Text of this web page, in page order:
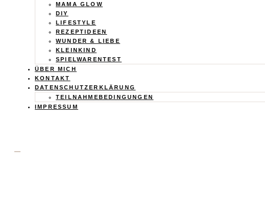
MAMA GLOW
DIY
LIFESTYLE
REZEPTIDEEN
WUNDER & LIEBE
KLEINKIND
SPIELWARENTEST
ÜBER MICH
KONTAKT
DATENSCHUTZERKLÄRUNG
TEILNAHMEBEDINGUNGEN
IMPRESSUM